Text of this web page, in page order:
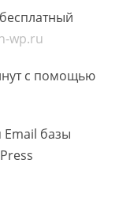
wp.ru
с помощью
Email базы